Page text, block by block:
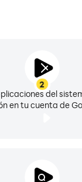
2
del
en tu cuenta de